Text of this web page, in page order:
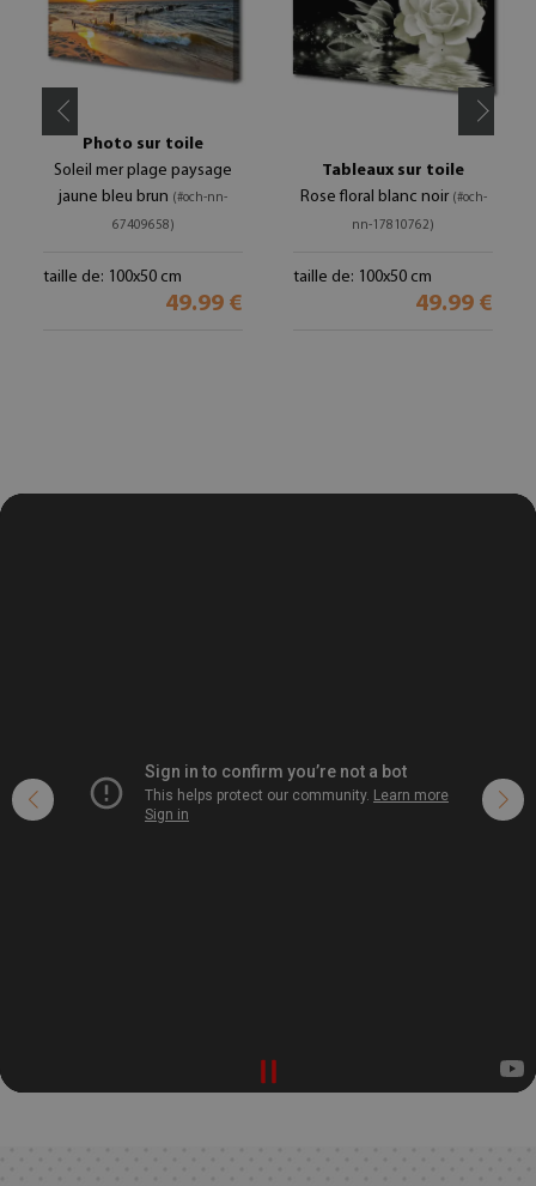
Photo sur toile
Soleil mer plage paysage
jaune bleu brun (#och-nn-
67409658)
taille de: 100x50 cm
49.99 €
Tableaux sur toile
Rose floral blanc noir (#och-
nn-17810762)
taille de: 100x50 cm
49.99 €